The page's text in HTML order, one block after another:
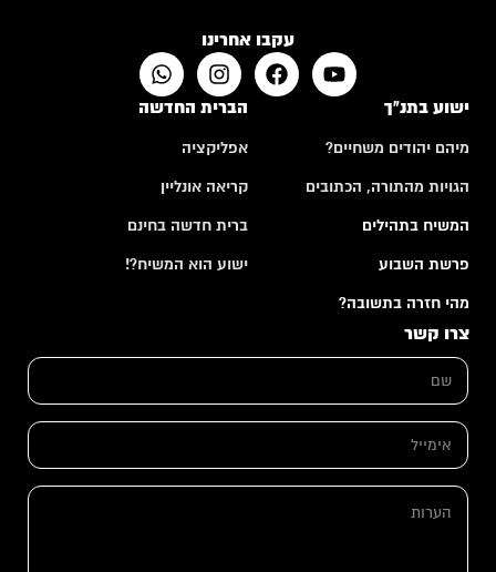
עקבו אחרינו
ישוע בתנ"ך
מיהם יהודים משחיים?
הגויות מהתורה, הכתובים
המשיח בתהילים
פרשת השבוע
מהי חזרה בתשובה?
הברית החדשה
אפליקציה
קריאה אונליין
ברית חדשה בחינם
ישוע הוא המשיח?!
צרו קשר
ש
*
ע
ת
א
מ
י
ה